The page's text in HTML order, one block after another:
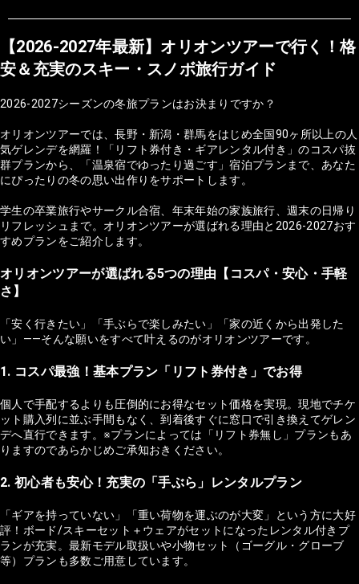
【2026-2027年最新】オリオンツアーで行く！格
安＆充実のスキー・スノボ旅行ガイド
2026-2027シーズンの冬旅プランはお決まりですか？
オリオンツアーでは、長野・新潟・群馬をはじめ全国90ヶ所以上の人
気ゲレンデを網羅！「リフト券付き・ギアレンタル付き」のコスパ抜
群プランから、「温泉宿でゆったり過ごす」宿泊プランまで、あなた
にぴったりの冬の思い出作りをサポートします。
学生の卒業旅行やサークル合宿、年末年始の家族旅行、週末の日帰り
リフレッシュまで。オリオンツアーが選ばれる理由と2026-2027おす
すめプランをご紹介します。
オリオンツアーが選ばれる5つの理由【コスパ・安心・手軽
さ】
「安く行きたい」「手ぶらで楽しみたい」「家の近くから出発した
い」——そんな願いをすべて叶えるのがオリオンツアーです。
1. コスパ最強！基本プラン「リフト券付き」でお得
個人で手配するよりも圧倒的にお得なセット価格を実現。現地でチケ
ット購入列に並ぶ手間もなく、到着後すぐに窓口で引き換えてゲレン
デへ直行できます。※プランによっては「リフト券無し」プランもあ
りますのであらかじめご承知おきください。
2. 初心者も安心！充実の「手ぶら」レンタルプラン
「ギアを持っていない」「重い荷物を運ぶのが大変」という方に大好
評！ボード/スキーセット＋ウェアがセットになったレンタル付きプ
ランが充実。最新モデル取扱いや小物セット（ゴーグル・グローブ
等）プランも多数ご用意しています。